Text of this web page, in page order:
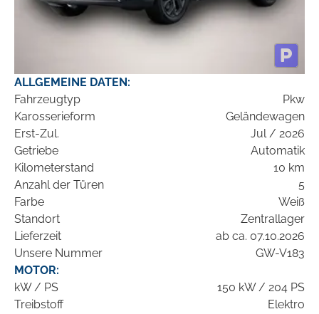
ALLGEMEINE DATEN:
Fahrzeugtyp
Pkw
Karosserieform
Geländewagen
Erst-Zul.
Jul / 2026
Getriebe
Automatik
Kilometerstand
10 km
Anzahl der Türen
5
Farbe
Weiß
Standort
Zentrallager
Lieferzeit
ab ca. 07.10.2026
Unsere Nummer
GW-V183
MOTOR:
kW / PS
150 kW / 204 PS
Treibstoff
Elektro